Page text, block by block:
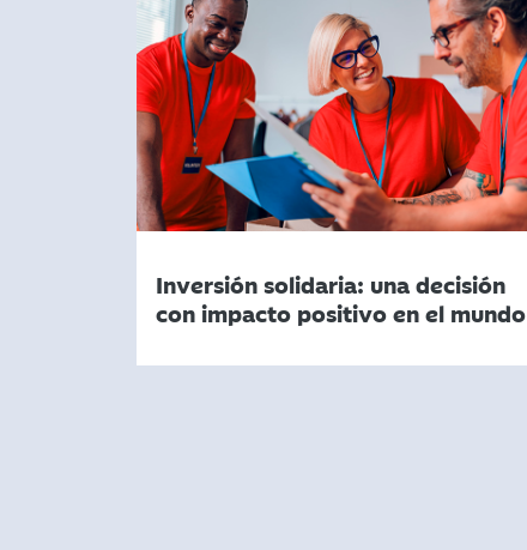
Inversión solidaria: una decisión
con impacto positivo en el mundo